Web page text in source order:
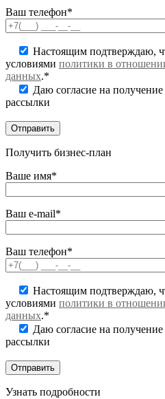
Ваш телефон*
Настоящим подтверждаю,
условиями политики в
данных.*
Даю согласие на
рассылки
Получить бизнес-план
Ваше имя*
Ваш e-mail*
Ваш телефон*
Настоящим подтверждаю,
условиями политики в
данных.*
Даю согласие на
рассылки
Узнать подробности